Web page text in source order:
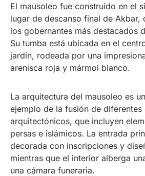
El mausoleo fue construido en el
lugar de descanso final de Akbar,
los gobernantes más destacados
Su tumba está ubicada en el
jardín, rodeada por una
arenisca roja y mármol blanco.
La arquitectura del mausoleo es
ejemplo de la fusión de diferentes
arquitectónicos, que incluyen
persas e islámicos. La entrada
decorada con inscripciones y
mientras que el interior alberga
una cámara funeraria.